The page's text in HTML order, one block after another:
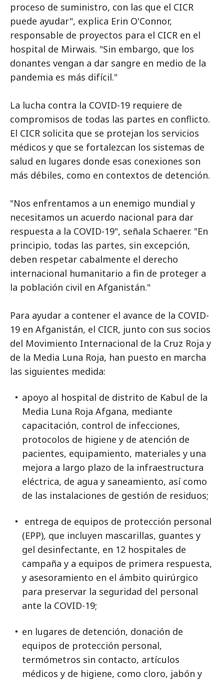
proceso de suministro, con las que el CICR
puede ayudar", explica Erin O'Connor,
responsable de proyectos para el CICR en el
hospital de Mirwais. "Sin embargo, que los
donantes vengan a dar sangre en medio de la
pandemia es más difícil."
La lucha contra la COVID-19 requiere de
compromisos de todas las partes en conflicto.
El CICR solicita que se protejan los servicios
médicos y que se fortalezcan los sistemas de
salud en lugares donde esas conexiones son
más débiles, como en contextos de detención.
"Nos enfrentamos a un enemigo mundial y
necesitamos un acuerdo nacional para dar
respuesta a la COVID-19", señala Schaerer. "En
principio, todas las partes, sin excepción,
deben respetar cabalmente el derecho
internacional humanitario a fin de proteger a
la población civil en Afganistán."
Para ayudar a contener el avance de la COVID-
19 en Afganistán, el CICR, junto con sus socios
del Movimiento Internacional de la Cruz Roja y
de la Media Luna Roja, han puesto en marcha
las siguientes medida:
apoyo al hospital de distrito de Kabul de la
Media Luna Roja Afgana, mediante
capacitación, control de infecciones,
protocolos de higiene y de atención de
pacientes, equipamiento, materiales y una
mejora a largo plazo de la infraestructura
eléctrica, de agua y saneamiento, así como
de las instalaciones de gestión de residuos;
entrega de equipos de protección personal
(EPP), que incluyen mascarillas, guantes y
gel desinfectante, en 12 hospitales de
campaña y a equipos de primera respuesta,
y asesoramiento en el ámbito quirúrgico
para preservar la seguridad del personal
ante la COVID-19;
en lugares de detención, donación de
equipos de protección personal,
termómetros sin contacto, artículos
médicos y de higiene, como cloro, jabón y